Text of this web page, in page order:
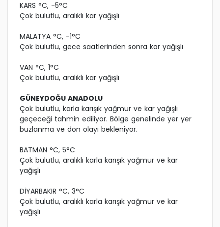
KARS °C, -5°C
Çok bulutlu, aralıklı kar yağışlı
MALATYA °C, -1°C
Çok bulutlu, gece saatlerinden sonra kar yağışlı
VAN °C, 1°C
Çok bulutlu, aralıklı kar yağışlı
GÜNEYDOĞU ANADOLU
Çok bulutlu, karla karışık yağmur ve kar yağışlı
geçeceği tahmin ediliyor. Bölge genelinde yer yer
buzlanma ve don olayı bekleniyor.
BATMAN °C, 5°C
Çok bulutlu, aralıklı karla karışık yağmur ve kar
yağışlı
DİYARBAKIR °C, 3°C
Çok bulutlu, aralıklı karla karışık yağmur ve kar
yağışlı